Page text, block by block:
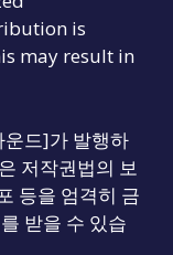
is
may result in
드]가 발행하
저작권법의 보
등을 엄격히 금
받을 수 있습